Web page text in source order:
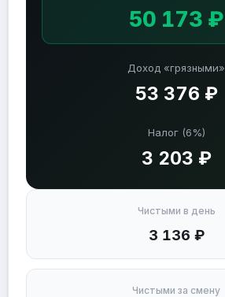
Доход «грязными»
53 376 ₽
Налог (6%)
3 203 ₽
50 173 ₽
Чистыми в день
3 136 ₽
Чистыми за смену